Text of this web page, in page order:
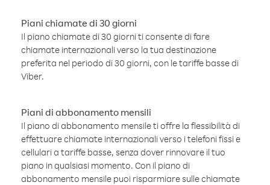
Piani chiamate di 30 giorni
Il piano chiamate di 30 giorni ti consente di fare
chiamate internazionali verso la tua destinazione
preferita nel periodo di 30 giorni, con le tariffe basse di
Viber.
Piani di abbonamento mensili
Il piano di abbonamento mensile ti offre la flessibilità di
effettuare chiamate internazionali verso i telefoni fissi e
cellulari a tariffe basse, senza dover rinnovare il tuo
piano in qualsiasi momento. Con il piano di
abbonamento mensile puoi risparmiare sulle chiamate